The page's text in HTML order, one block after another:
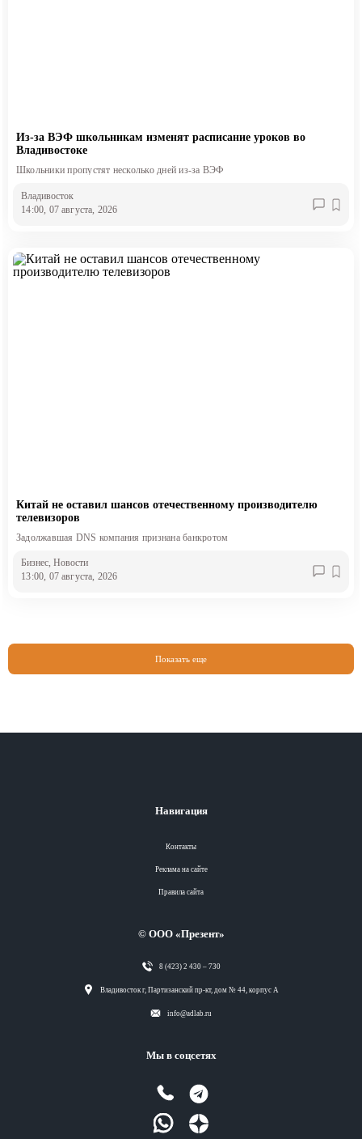
Из-за ВЭФ школьникам изменят расписание уроков во
Владивостоке
Школьники пропустят несколько дней из-за ВЭФ
Владивосток
14:00, 07 августа, 2026
Китай не оставил шансов отечественному производителю
телевизоров
Задолжавшая DNS компания признана банкротом
Бизнес, Новости
13:00, 07 августа, 2026
Показать еще
Навигация
Контакты
Реклама на сайте
Правила сайта
© ООО «Презент»
8 (423) 2 430 – 730
Владивосток г, Партизанский пр-кт, дом № 44, корпус А
info@adlab.ru
Мы в соцсетях